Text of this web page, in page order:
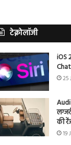
टेक्नोलॉजी
iOS
25
Audi
की
19